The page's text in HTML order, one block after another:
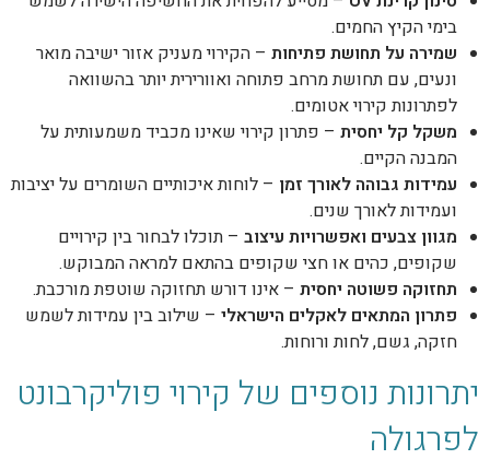
בימי הקיץ החמים.
שמירה על תחושת פתיחות – הקירוי מעניק אזור ישיבה מואר
ונעים, עם תחושת מרחב פתוחה ואוורירית יותר בהשוואה
לפתרונות קירוי אטומים.
משקל קל יחסית – פתרון קירוי שאינו מכביד משמעותית על
המבנה הקיים.
עמידות גבוהה לאורך זמן – לוחות איכותיים השומרים על יציבות
ועמידות לאורך שנים.
מגוון צבעים ואפשרויות עיצוב – תוכלו לבחור בין קירויים
שקופים, כהים או חצי שקופים בהתאם למראה המבוקש.
תחזוקה פשוטה יחסית – אינו דורש תחזוקה שוטפת מורכבת.
פתרון המתאים לאקלים הישראלי – שילוב בין עמידות לשמש
חזקה, גשם, לחות ורוחות.
יתרונות נוספים של קירוי פוליקרבונט
לפרגולה